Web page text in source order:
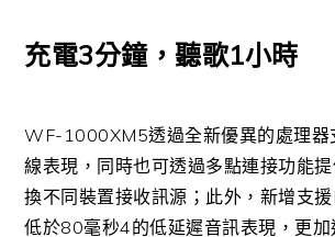
充電3分鐘，聽歌1小時
WF-1000XM5透過全新優異的處理器
線表現，同時也可透過多點連接功能
換不同裝置接收訊源；此外，新增支
低於80毫秒4的低延遲音訊表現，更